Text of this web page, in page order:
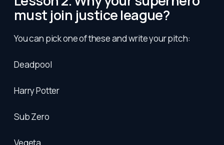
must join justice league?
You can pick one of these and write your pitch:
Deadpool
Harry Potter
Sub Zero
Vegeta